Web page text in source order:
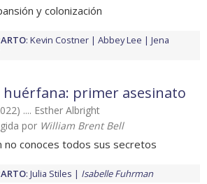
y colonización
: Kevin Costner Abbey Lee
Jena
huérfana: primer asesinato
.... Esther Albright
por William Brent Bell
no conoces todos sus secretos
: Julia Stiles Isabelle Fuhrman